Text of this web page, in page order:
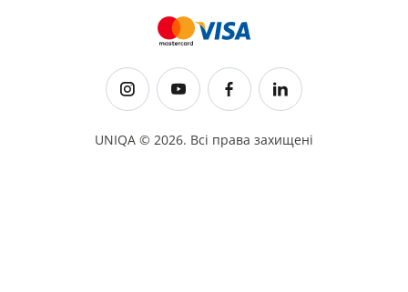
UNIQA © 2026. Всі права захищені